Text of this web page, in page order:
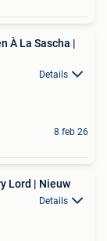
À La Sascha |
Details
8 feb 26
Lord | Nieuw
Details